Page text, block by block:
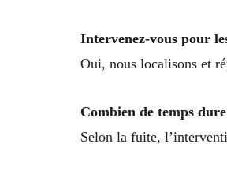
Intervenez-vous pour
Oui, nous localisons et
Combien de temps
Selon la fuite,